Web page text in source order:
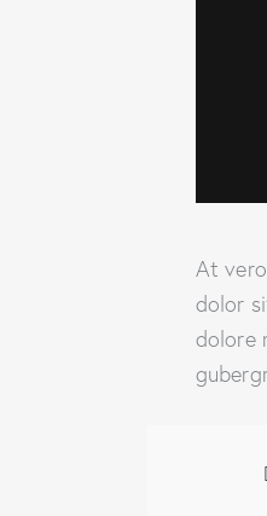
At
dolor
dolore